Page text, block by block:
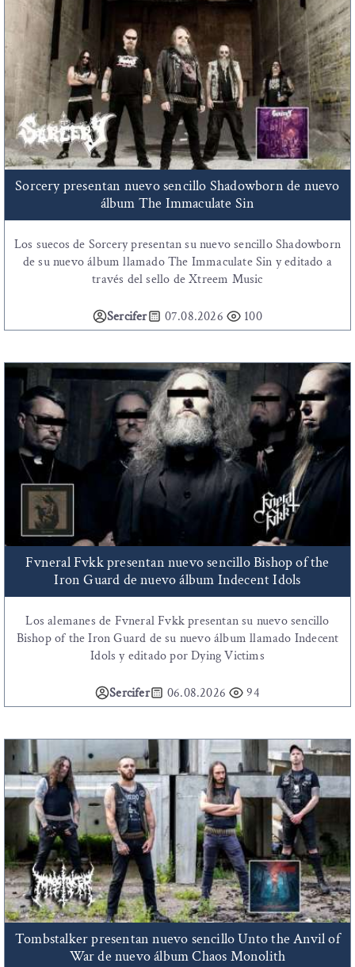
Sorcery presentan nuevo sencillo Shadowborn de nuevo
álbum The Immaculate Sin
Los suecos de Sorcery presentan su nuevo sencillo Shadowborn
de su nuevo álbum llamado The Immaculate Sin y editado a
través del sello de Xtreem Music
Sercifer 07.08.2026 100
Fvneral Fvkk presentan nuevo sencillo Bishop of the
Iron Guard de nuevo álbum Indecent Idols
Los alemanes de Fvneral Fvkk presentan su nuevo sencillo
Bishop of the Iron Guard de su nuevo álbum llamado Indecent
Idols y editado por Dying Victims
Sercifer 06.08.2026 94
Tombstalker presentan nuevo sencillo Unto the Anvil of
War de nuevo álbum Chaos Monolith